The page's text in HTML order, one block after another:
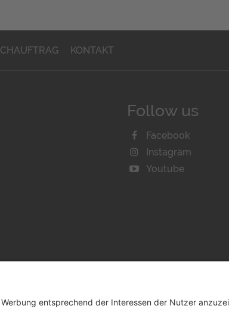
KONTAKT
Follow us
Facebook
Instagram
Youtube
GmbH